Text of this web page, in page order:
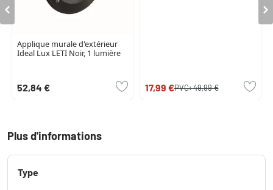
Applique murale d'extérieur
Ideal Lux LETI Noir, 1 lumière
52,84 € 17,99 €PVC:49,99 €
Plus d'informations
Type